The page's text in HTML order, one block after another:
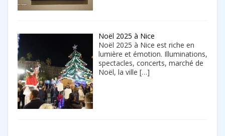
Noël 2025 à Nice
Noël 2025 à Nice est riche en
lumière et émotion. Illuminations,
spectacles, concerts, marché de
Noël, la ville […]